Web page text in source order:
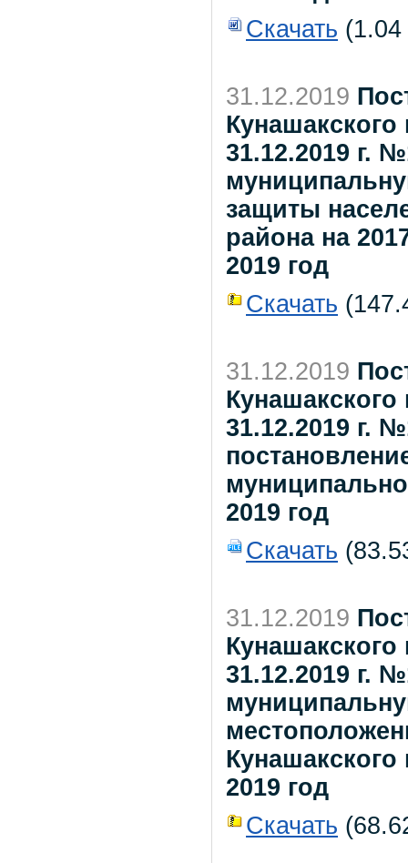
Скачать
31.12.2019
31.12.2019 г.
защиты
района на
2019 год
Скачать
31.12.2019
31.12.2019 г.
2019 год
Скачать
31.12.2019
31.12.2019 г.
2019 год
Скачать